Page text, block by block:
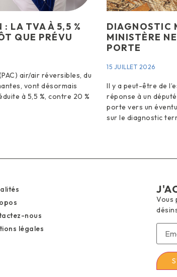
LA TVA À 5,5 %
QUE PRÉVU
air/air réversibles, du
vont désormais
à 5,5 %, contre 20 %
DIAGNOSTIC
MINISTÈRE
PORTE
15 JUILLET 2026
Il y a peut-être de
réponse à un
porte vers un
sur le diagnostic
nous
légales
Vous